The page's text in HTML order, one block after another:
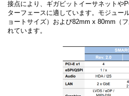
接点により、ギガビットイーサネットや
ターフェースに適しています。モジュー
ョートサイズ）および82mm x 80mm（
れています。